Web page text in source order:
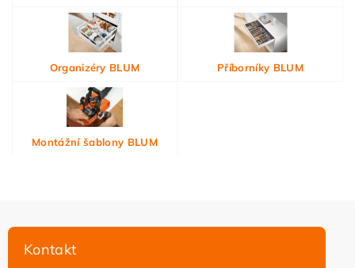
Organizéry BLUM Příborníky BLUM
Montážní šablony BLUM
Kontakt